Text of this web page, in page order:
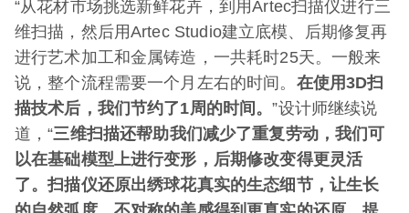
“从花材市场挑选新鲜花卉，到用Artec扫描仪进行三
维扫描，然后用Artec Studio建立底模、后期修复再
进行艺术加工和金属铸造，一共耗时25天。一般来
说，整个流程需要一个月左右的时间。 在使用3D扫
描技术后，我们节约了1周的时间。”设计师继续说
道，“三维扫描还帮助我们减少了重复劳动，我们可
以在基础模型上进行变形，后期修改变得更灵活
了。扫描仪还原出绣球花真实的生态细节，让生长